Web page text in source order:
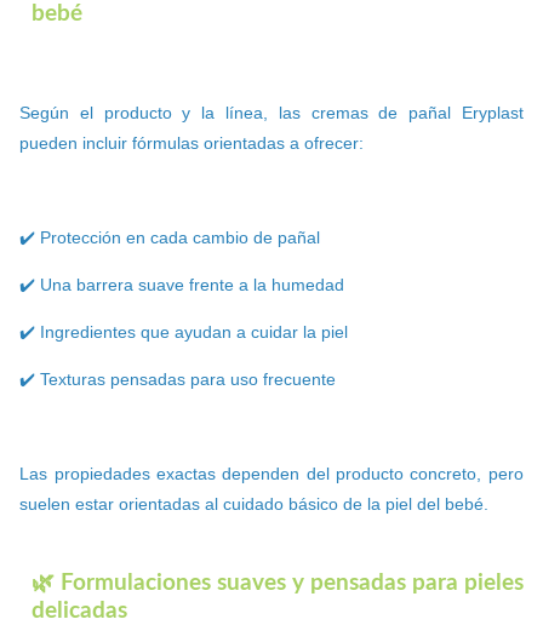
bebé
Según el producto y la línea, las cremas de pañal Eryplast
pueden incluir fórmulas orientadas a ofrecer:
✔️ Protección en cada cambio de pañal
✔️ Una barrera suave frente a la humedad
✔️ Ingredientes que ayudan a cuidar la piel
✔️ Texturas pensadas para uso frecuente
Las propiedades exactas dependen del producto concreto, pero
suelen estar orientadas al cuidado básico de la piel del bebé.
🌿 Formulaciones suaves y pensadas para pieles
delicadas